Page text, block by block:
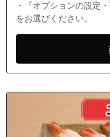
・『オプションの設定
をお選びください。